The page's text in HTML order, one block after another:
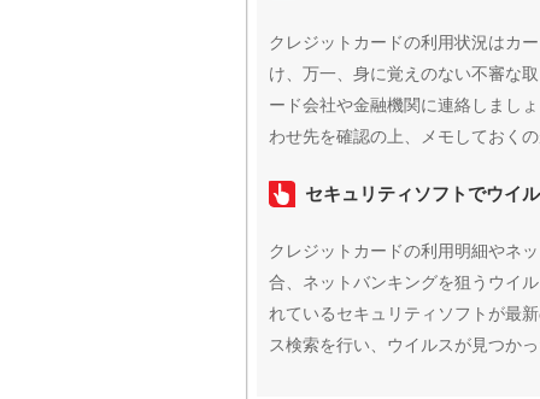
クレジットカードの利用状況はカ
け、万一、身に覚えのない不審な
ード会社や金融機関に連絡しまし
わせ先を確認の上、メモしておく
セキュリティソフトでウイ
クレジットカードの利用明細やネ
合、ネットバンキングを狙うウイ
れているセキュリティソフトが最
ス検索を行い、ウイルスが見つか